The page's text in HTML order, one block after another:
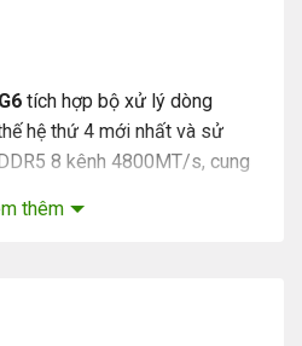
tích hợp bộ xử lý dòng
hệ thứ 4 mới nhất và sử
8 kênh 4800MT/s, cung
thông qua hỗ trợ GPU và SSD
cấp hiệu năng tính toán cân
thêm